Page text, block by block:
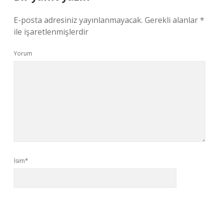
E-posta adresiniz yayınlanmayacak. Gerekli alanlar*
ile işaretlenmişlerdir
Yorum
İsim*